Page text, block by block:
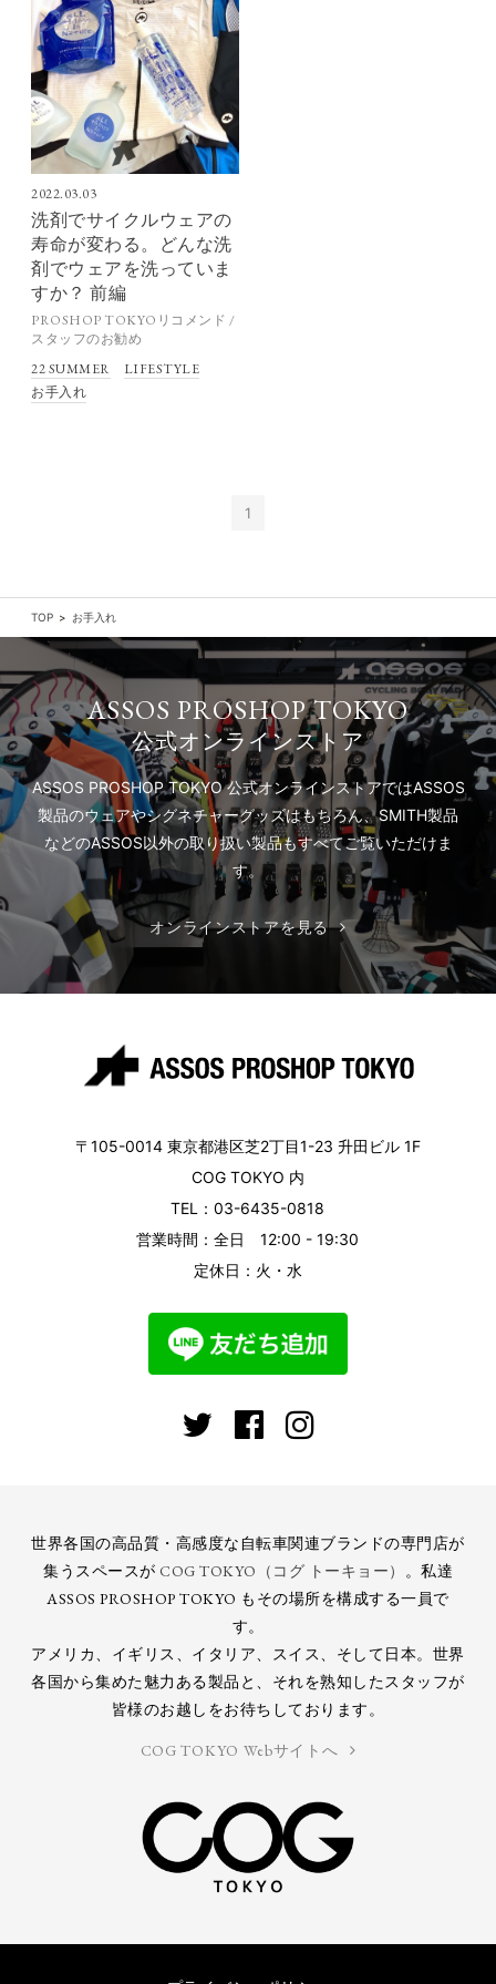
2022.03.03
洗剤でサイクルウェアの
寿命が変わる。どんな洗
剤でウェアを洗っていま
すか？ 前編
PROSHOP TOKYOリコメンド /
スタッフのお勧め
22 SUMMER
LIFESTYLE
お手入れ
1
TOP お手入れ
ASSOS PROSHOP TOKYO
公式オンラインストア
ASSOS PROSHOP TOKYO 公式オンラインストアではASSOS
製品のウェアやシグネチャーグッズはもちろん、SMITH製品
などのASSOS以外の取り扱い製品もすべてご覧いただけま
す。
オンラインストアを見る
〒105-0014 東京都港区芝2丁目1-23 升田ビル 1F
COG TOKYO 内
TEL：03-6435-0818
営業時間：全日 12:00 - 19:30
定休日：火・水
世界各国の高品質・高感度な自転車関連ブランドの専門店が
集うスペースが COG TOKYO（コグ トーキョー） 。私達
ASSOS PROSHOP TOKYO もその場所を構成する一員で
す。
アメリカ、イギリス、イタリア、スイス、そして日本。世界
各国から集めた魅力ある製品と、それを熟知したスタッフが
皆様のお越しをお待ちしております。
COG TOKYO Webサイトへ